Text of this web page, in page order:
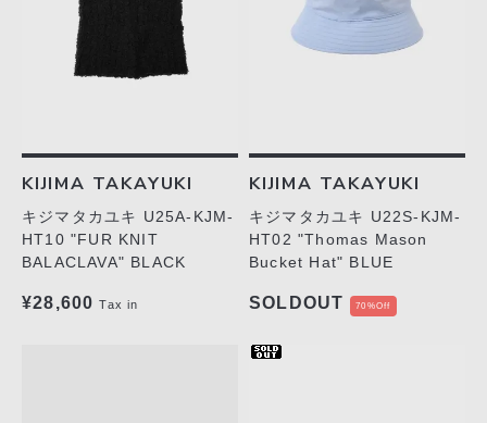
KIJIMA TAKAYUKI
キジマタカユキ U25A-KJM-
HT10 "FUR KNIT
BALACLAVA" BLACK
¥28,600 Tax in
KIJIMA TAKAYUKI
キジマタカユキ U22S-KJM-
HT02 "Thomas Mason
Bucket Hat" BLUE
SOLDOUT 70%Off